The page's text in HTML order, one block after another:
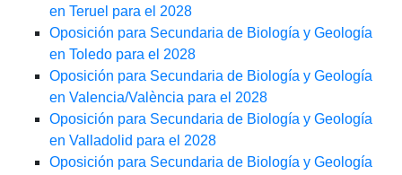
en Teruel para el 2028
Oposición para Secundaria de Biología y Geología
en Toledo para el 2028
Oposición para Secundaria de Biología y Geología
en Valencia/València para el 2028
Oposición para Secundaria de Biología y Geología
en Valladolid para el 2028
Oposición para Secundaria de Biología y Geología